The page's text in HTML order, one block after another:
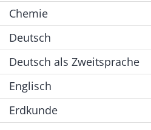
Chemie
Deutsch
Deutsch als Zweitsprache
Englisch
Erdkunde